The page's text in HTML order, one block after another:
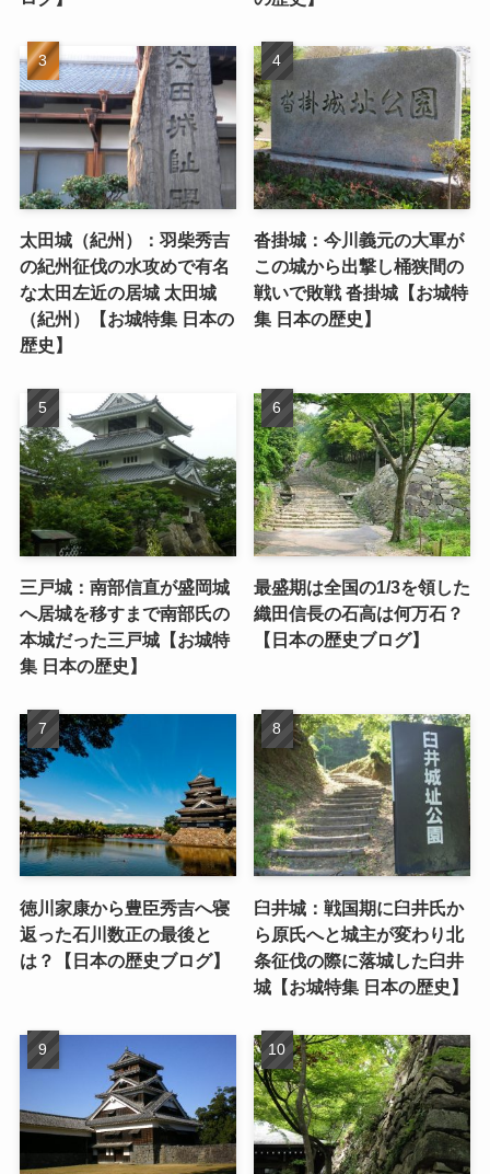
太田城（紀州）：羽柴秀吉
の紀州征伐の水攻めで有名
な太田左近の居城 太田城
（紀州）【お城特集 日本の
歴史】
沓掛城：今川義元の大軍が
この城から出撃し桶狭間の
戦いで敗戦 沓掛城【お城特
集 日本の歴史】
三戸城：南部信直が盛岡城
へ居城を移すまで南部氏の
本城だった三戸城【お城特
集 日本の歴史】
最盛期は全国の1/3を領した
織田信長の石高は何万石？
【日本の歴史ブログ】
徳川家康から豊臣秀吉へ寝
返った石川数正の最後と
は？【日本の歴史ブログ】
臼井城：戦国期に臼井氏か
ら原氏へと城主が変わり北
条征伐の際に落城した臼井
城【お城特集 日本の歴史】